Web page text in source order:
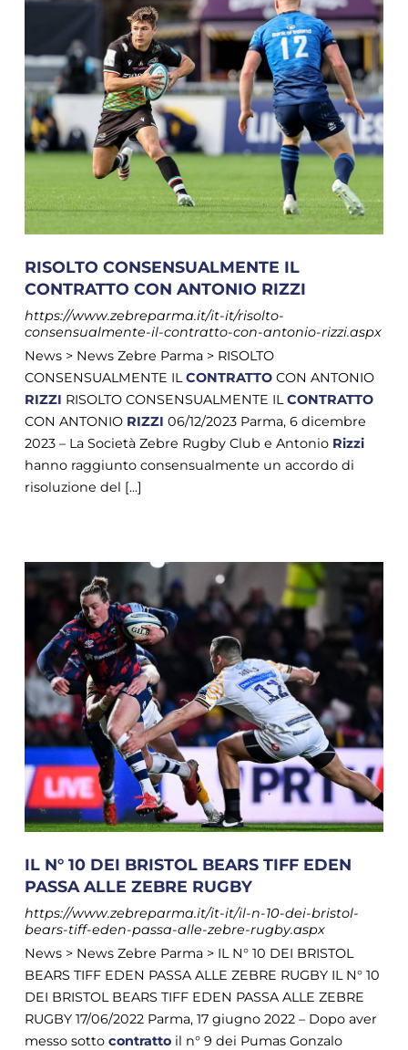
RISOLTO CONSENSUALMENTE IL
CONTRATTO CON ANTONIO RIZZI
https://www.zebreparma.it/it-it/risolto-
consensualmente-il-contratto-con-antonio-rizzi.aspx
News > News Zebre Parma > RISOLTO
CONSENSUALMENTE ILCONTRATTOCON ANTONIO
RIZZI RISOLTO CONSENSUALMENTE ILCONTRATTO
CON ANTONIO RIZZI 06/12/2023 Parma, 6 dicembre
2023 – La Società Zebre Rugby Club e Antonio Rizzi
hanno raggiunto consensualmente un accordo di
risoluzione del [...]
IL N° 10 DEI BRISTOL BEARS TIFF EDEN
PASSA ALLE ZEBRE RUGBY
https://www.zebreparma.it/it-it/il-n-10-dei-bristol-
bears-tiff-eden-passa-alle-zebre-rugby.aspx
News > News Zebre Parma > IL N° 10 DEI BRISTOL
BEARS TIFF EDEN PASSA ALLE ZEBRE RUGBY IL N° 10
DEI BRISTOL BEARS TIFF EDEN PASSA ALLE ZEBRE
RUGBY 17/06/2022 Parma, 17 giugno 2022 – Dopo aver
messo sotto contrattoil n° 9 dei Pumas Gonzalo